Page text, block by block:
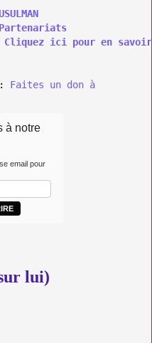
ici pour en savoir
Faites un don à
à notre
email pour
lui)